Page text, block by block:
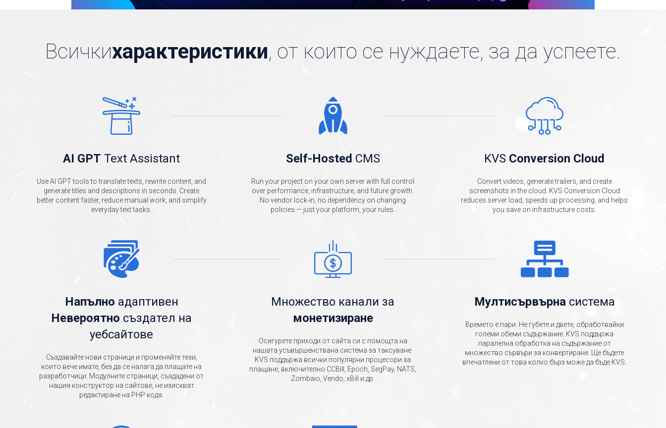
Всичкихарактеристики, от които се нуждаете, за да успеете.
AI GPT Text Assistant
Use AI GPT tools to translate texts, rewrite content, and
generate titles and descriptions in seconds. Create
better content faster, reduce manual work, and simplify
everyday text tasks.
Self-Hosted CMS
Run your project on your own server with full control
over performance, infrastructure, and future growth.
No vendor lock-in, no dependency on changing
policies — just your platform, your rules.
KVS Conversion Cloud
Convert videos, generate trailers, and create
screenshots in the cloud. KVS Conversion Cloud
reduces server load, speeds up processing, and helps
you save on infrastructure costs.
Напълно адаптивен
Невероятно създател на
уебсайтове
Създавайте нови страници и променяйте тези,
които вече имате, без да се налага да плащате на
разработчици. Модулните страници, създадени от
нашия конструктор на сайтове, не изискват
редактиране на PHP кода.
Множество канали за
монетизиране
Осигурете приходи от сайта си с помощта на
нашата усъвършенствана система за таксуване.
KVS поддържа всички популярни процесори за
плащане, включително CCBill, Epoch, SegPay, NATS,
Zombaio, Vendo, xBill и др.
Мултисървърна система
Времето е пари. Не губете и двете, обработвайки
големи обеми съдържание. KVS поддържа
паралелна обработка на съдържание от
множество сървъри за конвертиране. Ще бъдете
впечатлени от това колко бърз може да бъде KVS.